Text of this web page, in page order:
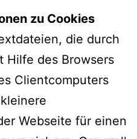
zu Cookies
die durch
Hilfe des Browsers
Clientcomputers
Webseite für einen